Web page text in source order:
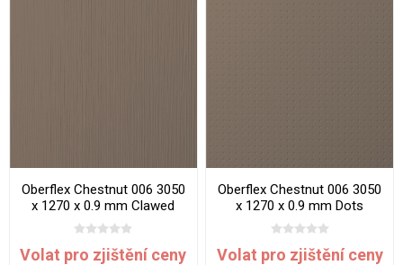
Oberflex Chestnut 006 3050
x 1270 x 0.9 mm Clawed
Volat pro zjištění ceny
Oberflex Chestnut 006 3050
x 1270 x 0.9 mm Dots
Volat pro zjištění ceny